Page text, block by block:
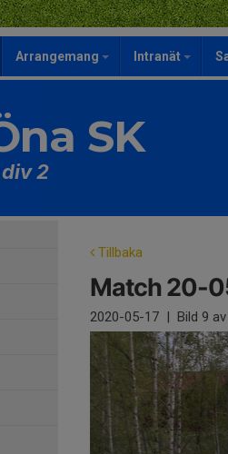
Arrangemang Intranät
SK
div 2
Tillbaka
Match 20-
2020-05-17 | Bild 9